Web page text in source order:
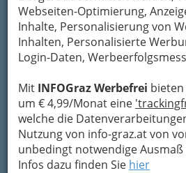
Webseiten-Optimierung,
Inhalte, Personalisierung von
Inhalten, Personalisierte
Login-Daten,
Mit INFOGraz Werbefrei
um € 4,99/Monat eine
welche die
Nutzung von info-graz.at von
unbedingt notwendige
Infos dazu finden Sie hier
Meine Email Adresse
Mein Betreff
Meine Nachricht